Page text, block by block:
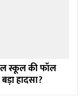
स्कूल की फॉल
हादसा?